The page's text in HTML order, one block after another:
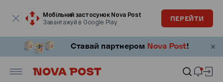
Мобільний застосунок Nova Post
Завантажуй в Google Play
ПЕРЕЙТИ